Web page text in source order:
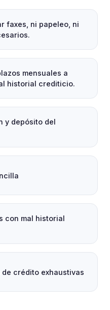
faxes, ni papeleo, ni
mensuales a
historial crediticio.
y depósito del
con mal historial
crédito exhaustivas